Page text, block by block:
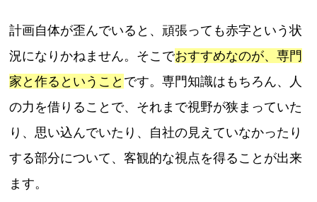
計画自体が歪んでいると、頑張っても赤字という状
況になりかねません。そこでおすすめなのが、専門
家と作るということ です。専門知識はもちろん、人
の力を借りることで、それまで視野が狭まっていた
り、思い込んでいたり、自社の見えていなかったり
する部分について、客観的な視点を得ることが出来
ます。